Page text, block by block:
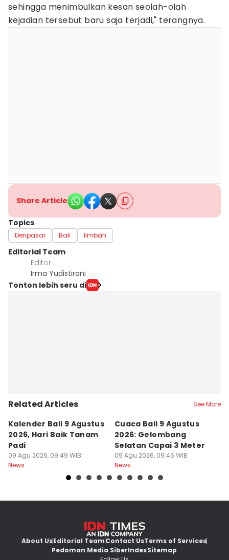
sehingga menimbulkan kesan seolah-olah
kejadian tersebut baru saja terjadi," terangnya.
Share Article
Topics
Denpasar Bali limbah
Editorial Team
Editor
Irma Yudistirani
Tonton lebih seru di
Related Articles See More
Kalender Bali 9 Agustus
2026, Hari Baik Tanam
Padi
09 Agu 2026, 09:49 WIB
News
Cuaca Bali 9 Agustus
2026: Gelombang
Selatan Capai 3 Meter
09 Agu 2026, 09:46 WIB
News
About UsEditorial TeamContact UsTerms of Services
Pedoman Media SiberIndexSitemap